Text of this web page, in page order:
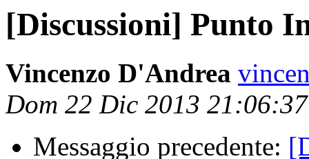
[Discussioni] Punto
Vincenzo D'Andrea
Dom 22 Dic 2013
Messaggio precedente: